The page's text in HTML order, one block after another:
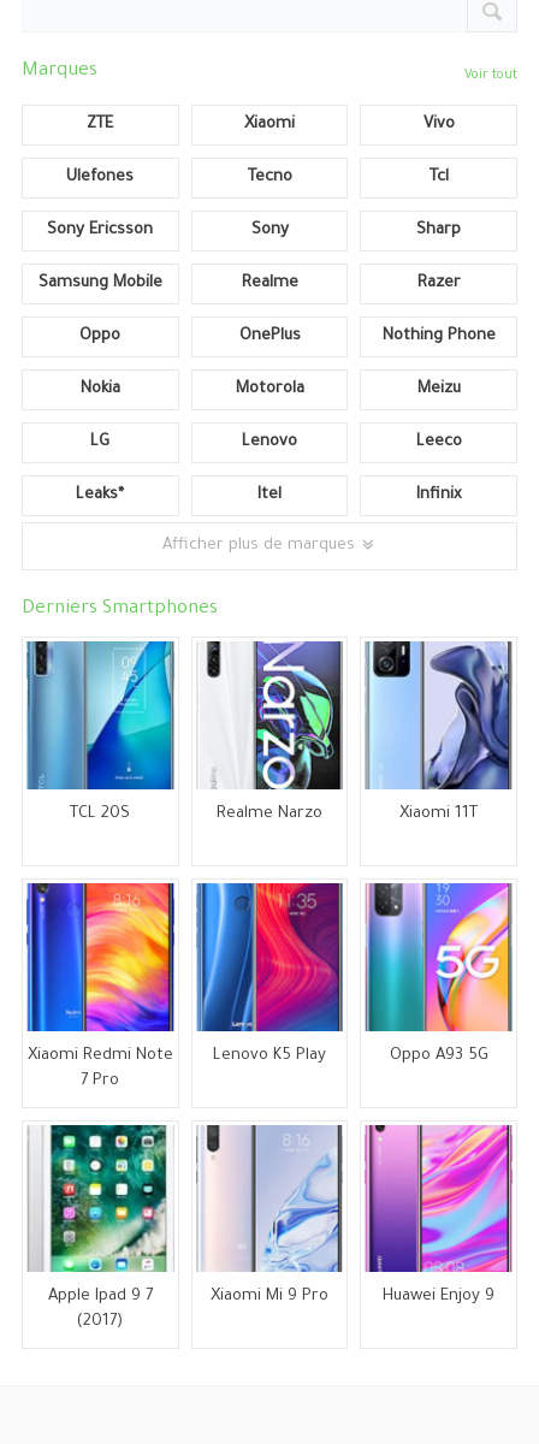
Marques Voir tout
ZTE Xiaomi Vivo
Ulefones Tecno Tcl
Sony Ericsson Sony Sharp
Samsung Mobile Realme Razer
Oppo OnePlus Nothing Phone
Nokia Motorola Meizu
LG Lenovo Leeco
Leaks* Itel Infinix
Afficher plus de marques
Derniers Smartphones
TCL 20S Realme Narzo Xiaomi 11T
Xiaomi Redmi Note
7 Pro
Lenovo K5 Play Oppo A93 5G
Apple Ipad 9 7
(2017)
Xiaomi Mi 9 Pro Huawei Enjoy 9